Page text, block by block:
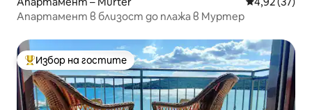
Апартамент в близост до плажа в Муртер
Най-популярен избор на гостите
Избор на гостите